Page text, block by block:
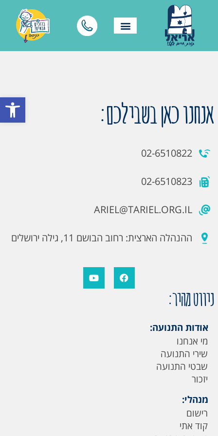
פתח אנחנו כאן בשבילכם:
02-6510822
02-6510823
ARIEL@TARIEL.ORG.IL
ההנהלה הארצית: רחוב הבושם 11, גילה ירושלים
ניווט מהיר:
אודות התנועה:
מי אנחנו
שירי התנועה
שבטי התנועה
יזכור
מנהלי:
רישום
קוד אתי